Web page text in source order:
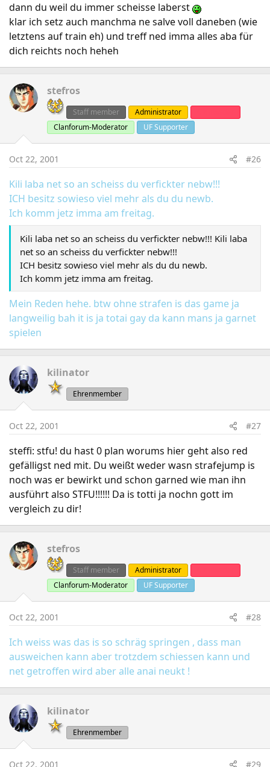
dann du weil du immer scheisse laberst
klar ich setz auch manchma ne salve voll daneben (wie
letztens auf train eh) und treff ned imma alles aba für
dich reichts noch heheh
stefros
Staff member Administrator
Clanforum-Moderator
UF Supporter
Oct 22, 2001 #26
Kili laba net so an scheiss du verfickter nebw!!!
ICH besitz sowieso viel mehr als du du newb.
Ich komm jetz imma am freitag.
Kili laba net so an scheiss du verfickter nebw!!! Kili laba
net so an scheiss du verfickter nebw!!!
ICH besitz sowieso viel mehr als du du newb.
Ich komm jetz imma am freitag.
Mein Reden hehe. btw ohne strafen is das game ja
langweilig bah it is ja totai gay da kann mans ja garnet
spielen
kilinator
Ehrenmember
Oct 22, 2001 #27
steffi: stfu! du hast 0 plan worums hier geht also red
gefälligst ned mit. Du weißt weder wasn strafejump is
noch was er bewirkt und schon garned wie man ihn
ausführt also STFU!!!!!! Da is totti ja nochn gott im
vergleich zu dir!
stefros
Staff member Administrator
Clanforum-Moderator
UF Supporter
Oct 22, 2001 #28
Ich weiss was das is so schräg springen , dass man
ausweichen kann aber trotzdem schiessen kann und
net getroffen wird aber alle anai neukt !
kilinator
Ehrenmember
Oct 22, 2001 #29